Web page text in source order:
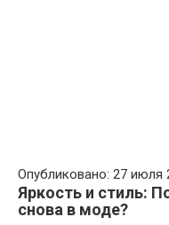
Опубликовано: 27 июля
Яркость и стиль:
снова в моде?